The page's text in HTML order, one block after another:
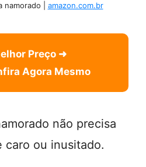
namorado | amazon.com.br
Preço ➜
Agora Mesmo
não precisa
caro ou inusitado.